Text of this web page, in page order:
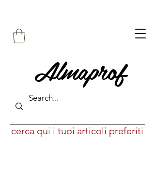
Almaprof
cerca qui i tuoi articoli preferiti